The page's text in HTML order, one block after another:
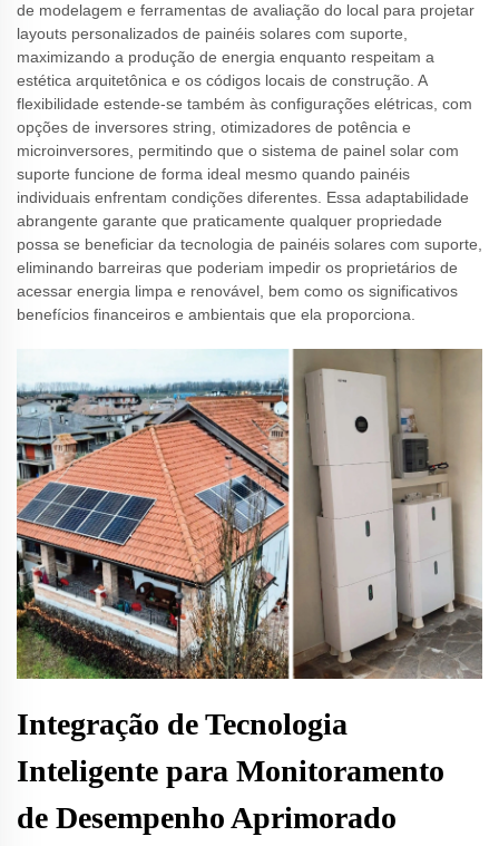
de modelagem e ferramentas de avaliação do local para projetar
layouts personalizados de painéis solares com suporte,
maximizando a produção de energia enquanto respeitam a
estética arquitetônica e os códigos locais de construção. A
flexibilidade estende-se também às configurações elétricas, com
opções de inversores string, otimizadores de potência e
microinversores, permitindo que o sistema de painel solar com
suporte funcione de forma ideal mesmo quando painéis
individuais enfrentam condições diferentes. Essa adaptabilidade
abrangente garante que praticamente qualquer propriedade
possa se beneficiar da tecnologia de painéis solares com suporte,
eliminando barreiras que poderiam impedir os proprietários de
acessar energia limpa e renovável, bem como os significativos
benefícios financeiros e ambientais que ela proporciona.
Integração de Tecnologia
Inteligente para Monitoramento
de Desempenho Aprimorado